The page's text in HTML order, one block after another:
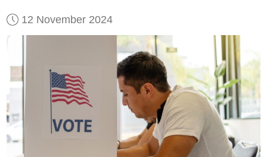
12 November 2024